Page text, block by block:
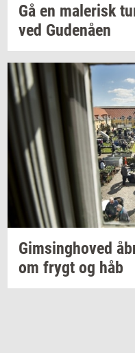
Gå en ma­le­risk
ved Gu­denå­en
Gims­ing­ho­ved
om frygt og håb